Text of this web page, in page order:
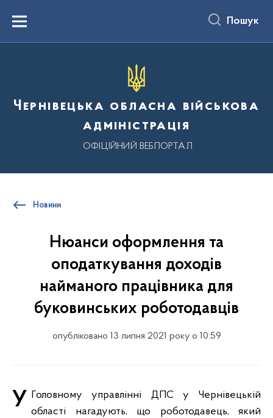
вмістуMenu Пошук
Чернівецька обласна військова
адміністрація
ОФІЦІЙНИЙ ВЕБПОРТАЛ
Новини
Нюанси оформлення та
оподаткування доходів
найманого працівника для
буковинських роботодавців
опубліковано 13 липня 2021 року о 10:59
У Головному управлінні ДПС у Чернівецькій області нагадують, що роботодавець, який